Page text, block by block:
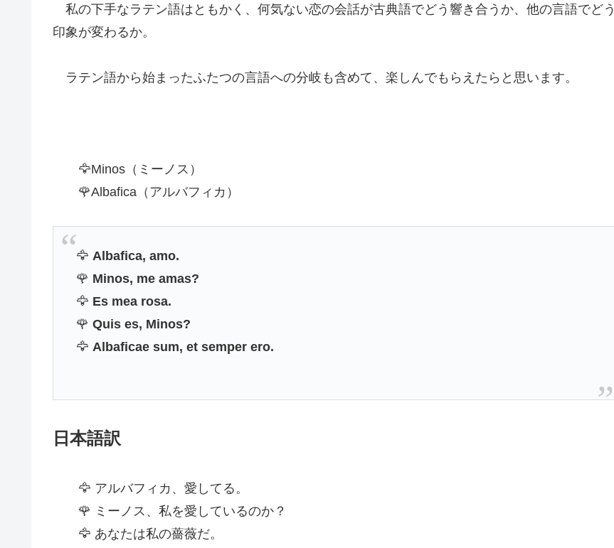
私の下手なラテン語はともかく、何気ない恋の会話が古典語でどう響き合うか、他の言語でどう
印象が変わるか。
ラテン語から始まったふたつの言語への分岐も含めて、楽しんでもらえたらと思います。
🦅Minos（ミーノス）
🌹Albafica（アルバフィカ）
🦅Albafica, amo.
🌹 Minos, me amas?
🦅 Es mea rosa.
🌹Quis es, Minos?
🦅Albaficae sum, et semper ero.
日本語訳
🦅 アルバフィカ、愛してる。
🌹 ミーノス、私を愛しているのか？
🦅 あなたは私の薔薇だ。